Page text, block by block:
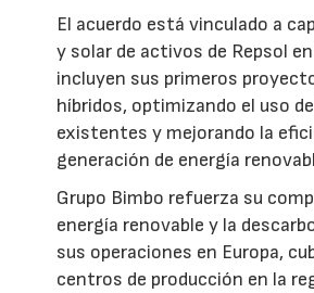
El acuerdo está vinculado a
y solar de activos de Repsol
incluyen sus primeros
híbridos, optimizando el uso
existentes y mejorando la
generación de energía
Grupo Bimbo refuerza su
energía renovable y la
sus operaciones en Europa,
centros de producción en la